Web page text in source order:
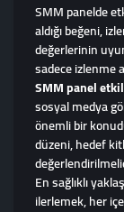
SMM panelde
aldığı beğeni,
değerlerinin
sadece izlenme
SMM panel
sosyal medya
önemli bir
düzeni, hedef
En sağlıklı
ilerlemek, her